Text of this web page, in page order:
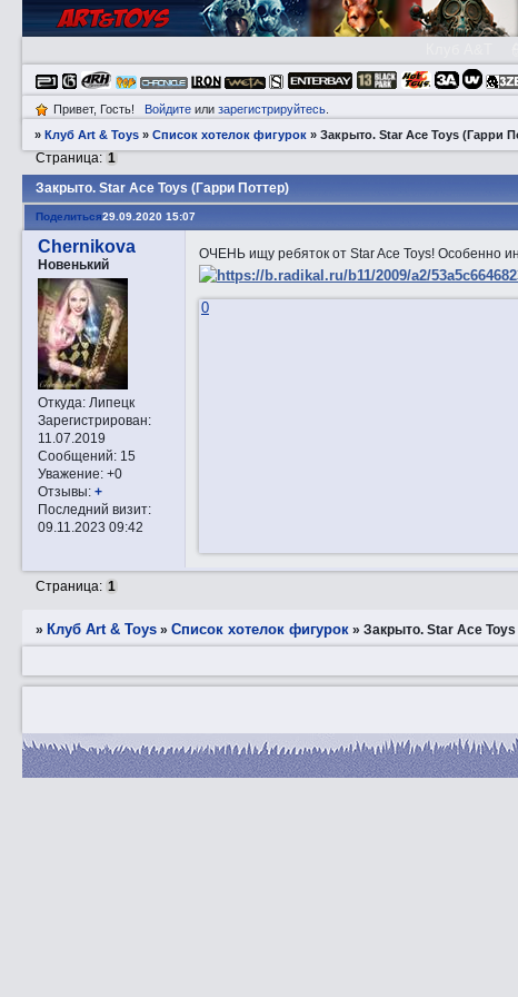
Привет, Гость! Войдитеили зарегистрируйтесь.
»Клуб Art & Toys »Список хотелок фигурок »Закрытo. Star Ace Toys (Гарри
Закрытo. Star Ace Toys (Гарри Поттер)
Страница: 1
Поделиться29.09.2020 15:07
Chernikova
Новенький
Откуда:Липецк
Зарегистрирован:
11.07.2019
Сообщений:15
Уважение: +0
Отзывы: +
Последний визит:
09.11.2023 09:42
ОЧЕНЬ ищу ребяток от Star Ace Toys! Особенно
0
Страница: 1
» Клуб Art & Toys »Список хотелок фигурок »Закрытo. Star Ace